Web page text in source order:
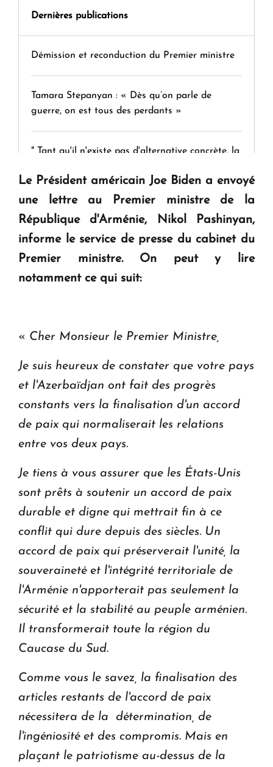
Dernières publications
Démission et reconduction du Premier ministre
Tamara Stepanyan : « Dès qu’on parle de
guerre, on est tous des perdants »
" Tant qu'il n'existe pas d'alternative concrète, la
KASA : 30 ans d'audace, de résilience et d'avenir
en Arménie
Le premier hôtel Hyatt Regency d'Arménie
ouvrira ses portes à Dilijan
Le Président américain Joe Biden a envoyé
une lettre au Premier ministre de la
République d'Arménie, Nikol Pashinyan,
informe le service de presse du cabinet du
Premier ministre. On peut y lire
notamment ce qui suit:
« Cher Monsieur le Premier Ministre,
Je suis heureux de constater que votre pays
et l'Azerbaïdjan ont fait des progrès
constants vers la finalisation d'un accord
de paix qui normaliserait les relations
entre vos deux pays.
Je tiens à vous assurer que les États-Unis
sont prêts à soutenir un accord de paix
durable et digne qui mettrait fin à ce
conflit qui dure depuis des siècles. Un
accord de paix qui préserverait l'unité, la
souveraineté et l'intégrité territoriale de
l'Arménie n'apporterait pas seulement la
sécurité et la stabilité au peuple arménien.
Il transformerait toute la région du
Caucase du Sud.
Comme vous le savez, la finalisation des
articles restants de l'accord de paix
nécessitera de la détermination, de
l'ingéniosité et des compromis. Mais en
plaçant le patriotisme au-dessus de la